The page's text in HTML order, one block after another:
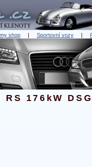
shop | Sportovní vozy |
176kW